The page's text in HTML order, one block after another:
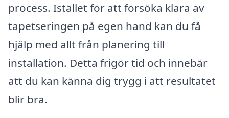
process. Istället för att försöka klara av
tapetseringen på egen hand kan du få
hjälp med allt från planering till
installation. Detta frigör tid och innebär
att du kan känna dig trygg i att resultatet
blir bra.